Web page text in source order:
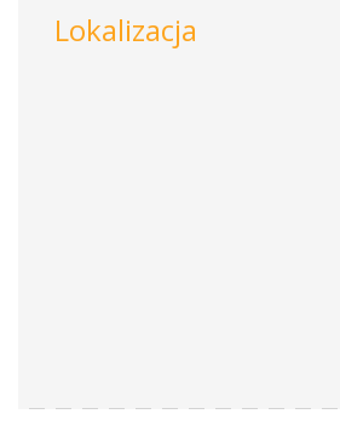
Lokalizacja